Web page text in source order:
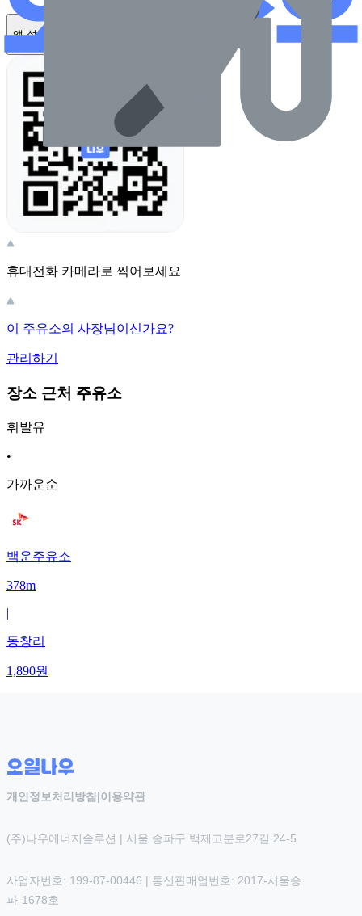
앱 설치하기
휴대전화 카메라로 찍어보세요
이 주유소의 사장님이신가요?
관리하기
장소 근처 주유소
휘발유
•
가까운순
백운주유소
378m
|
동창리
1,890원
개인정보처리방침|이용약관
(주)나우에너지솔루션 | 서울 송파구 백제고분로27길 24-5
사업자번호: 199-87-00446 | 통신판매업번호: 2017-서울송
파-1678호